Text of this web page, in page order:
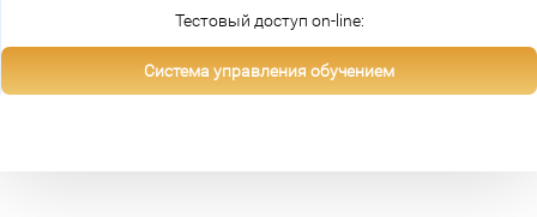
Тестовый доступ on-line:
Система управления обучением